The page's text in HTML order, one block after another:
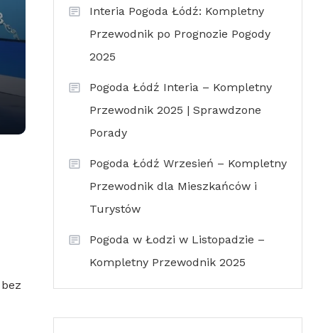
Interia Pogoda Łódź: Kompletny
Przewodnik po Prognozie Pogody
2025
Pogoda Łódź Interia – Kompletny
Przewodnik 2025 | Sprawdzone
Porady
Pogoda Łódź Wrzesień – Kompletny
Przewodnik dla Mieszkańców i
Turystów
Pogoda w Łodzi w Listopadzie –
Kompletny Przewodnik 2025